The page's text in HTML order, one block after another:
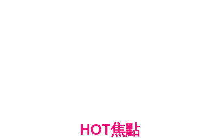
HOT焦點